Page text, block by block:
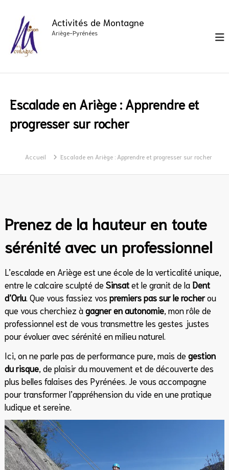
u
Activités de Montagne
Ariège-Pyrénées
Escalade en Ariège : Apprendre et
progresser sur rocher
Accueil Escalade en Ariège : Apprendre et progresser sur rocher
Prenez de la hauteur en toute
sérénité avec un professionnel
L’escalade en Ariège est une école de la verticalité unique,
entre le calcaire sculpté de Sinsatet le granit de la Dent
d’Orlu. Que vous fassiez vospremiers pas sur le rocherou
que vous cherchiez àgagner en autonomie, mon rôle de
professionnel est de vous transmettre les gestes justes
pour évoluer avec sérénité en milieu naturel.
Ici, on ne parle pas de performance pure, mais de gestion
du risque, de plaisir du mouvement et de découverte des
plus belles falaises des Pyrénées. Je vous accompagne
pour transformer l’appréhension du vide en une pratique
ludique et sereine.